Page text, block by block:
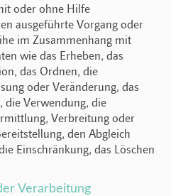
oder ohne Hilfe
ausgeführte Vorgang oder
im Zusammenhang mit
wie das Erheben, das
das Ordnen, die
oder Veränderung, das
die Verwendung, die
Verbreitung oder
den Abgleich
Einschränkung, das Löschen
Verarbeitung